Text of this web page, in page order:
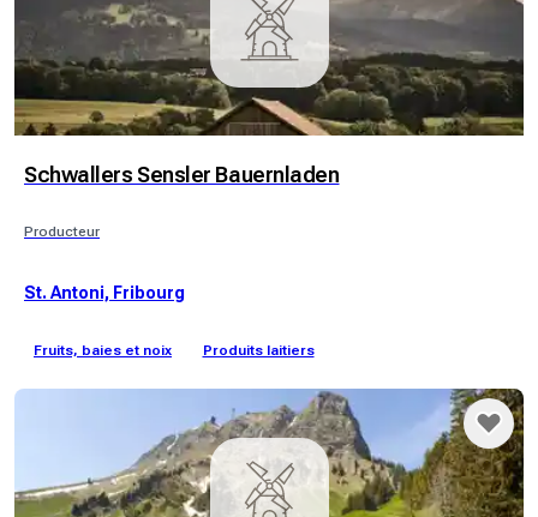
Schwallers Sensler Bauernladen
Producteur
St. Antoni, Fribourg
Fruits, baies et noix Produits laitiers